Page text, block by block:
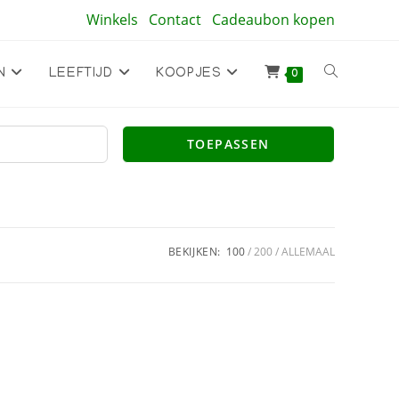
Winkels Contact Cadeaubon kopen
LEEFTIJD KOOPJES 0 Toggle
TOEPASSEN
BEKIJKEN: 100 200 ALLEMAAL